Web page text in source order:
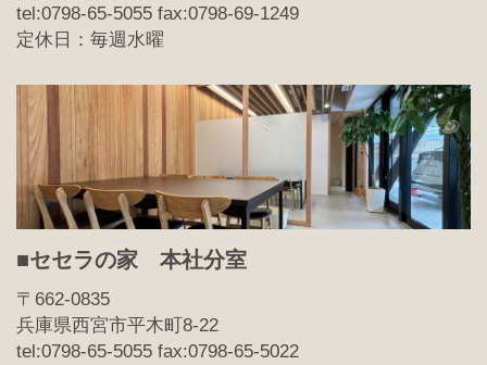
tel:0798-65-5055 fax:0798-69-1249
定休日：毎週水曜
■セセラの家 本社分室
〒662-0835
兵庫県西宮市平木町8-22
tel:0798-65-5055 fax:0798-65-5022